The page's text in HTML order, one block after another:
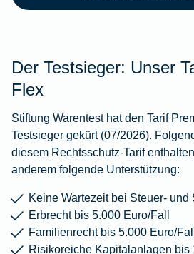
Der Testsieger: Unser
Flex
Stiftung Warentest hat den Tarif
Testsieger gekürt (07/2026).
diesem Rechtsschutz-Tarif
anderem folgende Unterstützung:
Keine Wartezeit bei Steuer- und
Erbrecht bis 5.000 Euro/Fall
Familienrecht bis 5.000 Euro/
Risikoreiche Kapitalanlagen bis